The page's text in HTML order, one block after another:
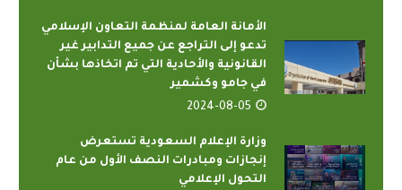
الأمانة العامة لمنظمة التعاون الإسلامي
تدعو إلى التراجع عن جميع التدابير غير
القانونية والأحادية التي تم اتخاذها بشأن
في جامو وكشمير
2024-08-05
وزارة الإعلام السعودية تستعرض
إنجازات ومبادرات النصف الأول من عام
التحول الإعلامي